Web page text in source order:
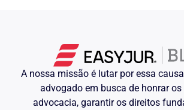
A nossa missão é lutar por essa
advogado em busca de honrar os
advocacia, garantir os direitos